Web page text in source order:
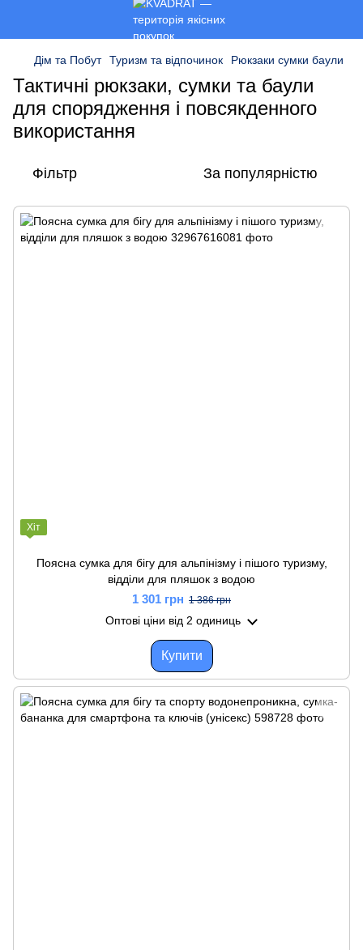
Дім та Побут Туризм та відпочинок Рюкзаки сумки баули
Тактичні рюкзаки, сумки та баули
для спорядження і повсякденного
використання
Фільтр За популярністю
Хіт
Поясна сумка для бігу для альпінізму і пішого туризму,
відділи для пляшок з водою
1 301 грн 1 386 грн
Оптові ціни від 2 одиниць
Купити